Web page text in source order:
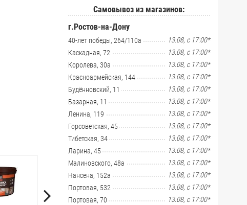
Самовывоз из магазинов:
г.Ростов-на-Дону
40-лет победы, 264/110а
13.08, с 17:00*
Каскадная, 72
13.08, с 17:00*
Королева, 30а
13.08, с 17:00*
Красноармейская, 144
13.08, с 17:00*
Будённовский, 11
13.08, с 17:00*
Базарная, 11
13.08, с 17:00*
Ленина, 119
13.08, с 17:00*
Горсоветская, 45
13.08, с 17:00*
Тибетская, 34
13.08, с 17:00*
Ларина, 45
13.08, с 17:00*
Малиновского, 48а
13.08, с 17:00*
Нансена, 152а
13.08, с 17:00*
Портовая, 532
13.08, с 17:00*
Портовая, 70
13.08, с 17:00*